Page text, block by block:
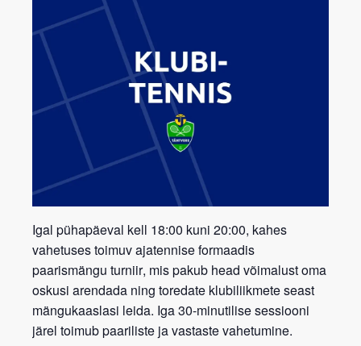
Igal pühapäeval kell 18:00 kuni 20:00, kahes
vahetuses toimuv ajatennise formaadis
paarismängu turniir, mis pakub head võimalust oma
oskusi arendada ning toredate klubiliikmete seast
mängukaaslasi leida. Iga 30-minutilise sessiooni
järel toimub paariliste ja vastaste vahetumine.